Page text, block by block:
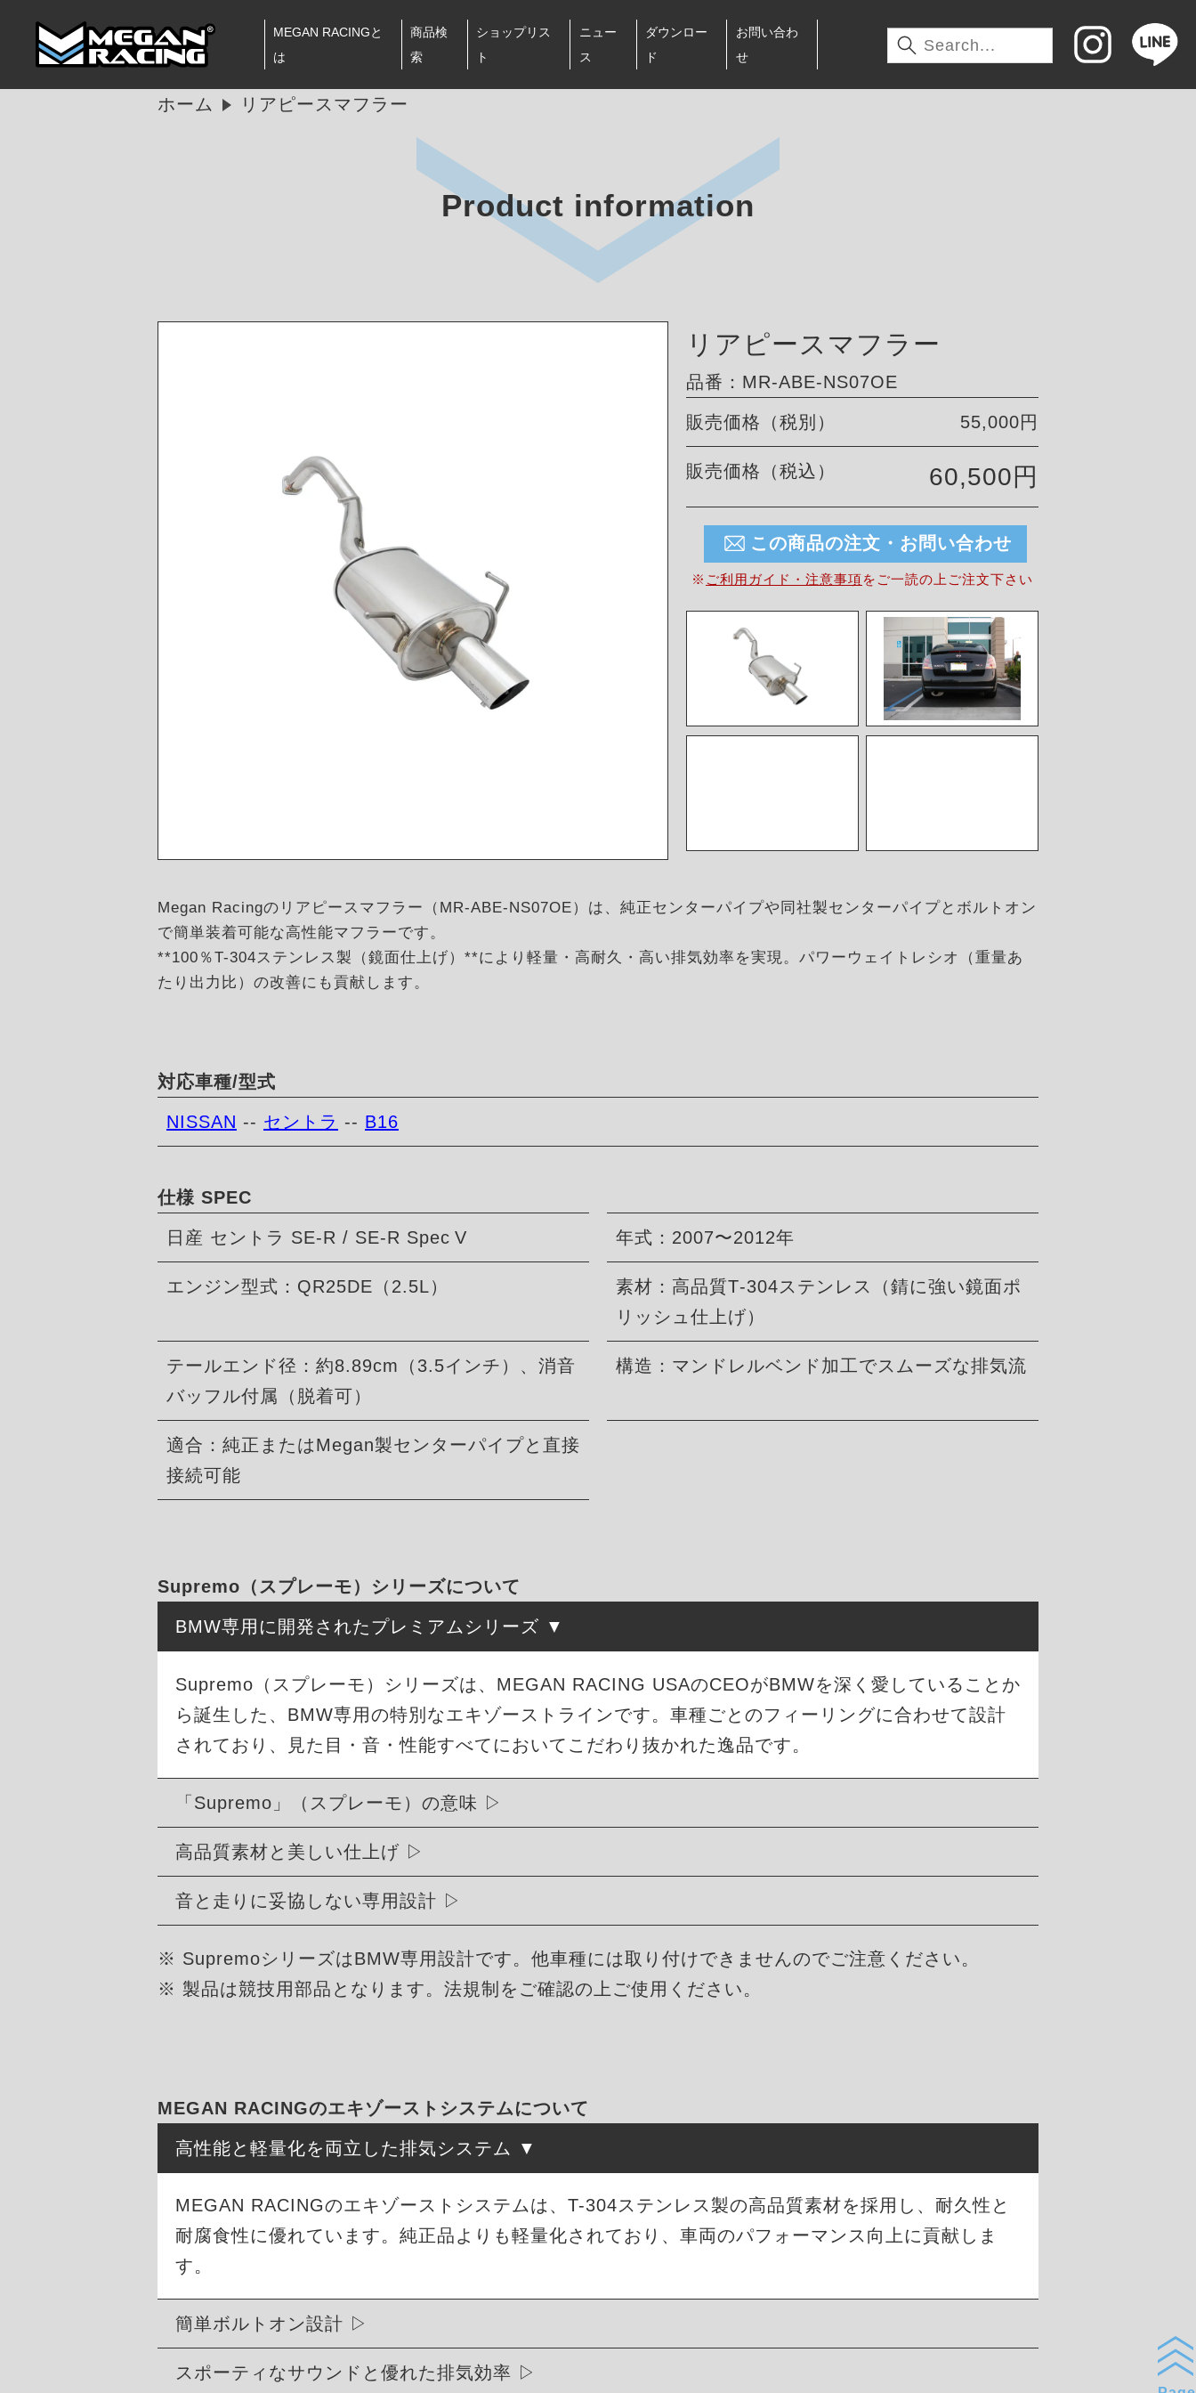
MEGAN RACINGと
は
商品検
索
ショップリス
ト
ニュー
ス
ダウンロー
ド
お問い合わ
せ
ホーム リアピースマフラー
Product information
リアピースマフラー
品番：MR‑ABE‑NS07OE
販売価格（税別） 55,000円
販売価格（税込） 60,500円
この商品の注文・お問い合わせ
※ ご利用ガイド・注意事項を ご一読の上ご注文下さい
Megan Racingのリアピースマフラー（MR‑ABE‑NS07OE）は、純正センターパイプや同社製センターパイプとボルトオン
で簡単装着可能な高性能マフラーです。
**100％T-304ステンレス製（鏡面仕上げ）**により軽量・高耐久・高い排気効率を実現。パワーウェイトレシオ（重量あ
たり出力比）の改善にも貢献します。
対応車種/型式
NISSAN -- セントラ -- B16
仕様 SPEC
日産 セントラ SE-R / SE-R Spec V 年式：2007〜2012年
エンジン型式：QR25DE（2.5L）
素材：高品質T‑304ステンレス（錆に強い鏡面ポ
リッシュ仕上げ）
テールエンド径：約8.89cm（3.5インチ）、消音
バッフル付属（脱着可）
構造：マンドレルベンド加工でスムーズな排気流
適合：純正またはMegan製センターパイプと直接
接続可能
Supremo（スプレーモ）シリーズについて
BMW専用に開発されたプレミアムシリーズ
Supremo（スプレーモ）シリーズは、MEGAN RACING USAのCEOがBMWを深く愛していることか
ら誕生した、BMW専用の特別なエキゾーストラインです。車種ごとのフィーリングに合わせて設計
されており、見た目・音・性能すべてにおいてこだわり抜かれた逸品です。
「Supremo」（スプレーモ）の意味
高品質素材と美しい仕上げ
音と走りに妥協しない専用設計
※ SupremoシリーズはBMW専用設計です。他車種には取り付けできませんのでご注意ください。
※ 製品は競技用部品となります。法規制をご確認の上ご使用ください。
MEGAN RACINGのエキゾーストシステムについて
高性能と軽量化を両立した排気システム
MEGAN RACINGのエキゾーストシステムは、T-304ステンレス製の高品質素材を採用し、耐久性と
耐腐食性に優れています。純正品よりも軽量化されており、車両のパフォーマンス向上に貢献しま
す。
簡単ボルトオン設計
スポーティなサウンドと優れた排気効率